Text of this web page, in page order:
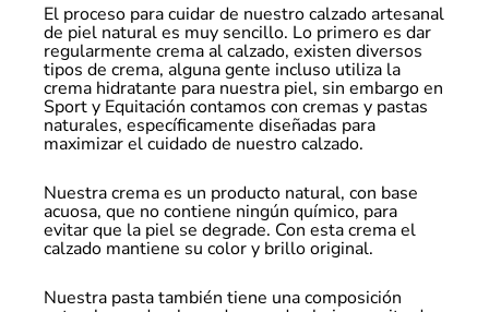
El proceso para cuidar de nuestro calzado artesanal
de piel natural es muy sencillo. Lo primero es dar
regularmente crema al calzado, existen diversos
tipos de crema, alguna gente incluso utiliza la
crema hidratante para nuestra piel, sin embargo en
Sport y Equitación contamos con cremas y pastas
naturales, específicamente diseñadas para
maximizar el cuidado de nuestro calzado.
Nuestra crema es un producto natural, con base
acuosa, que no contiene ningún químico, para
evitar que la piel se degrade. Con esta crema el
calzado mantiene su color y brillo original.
Nuestra pasta también tiene una composición